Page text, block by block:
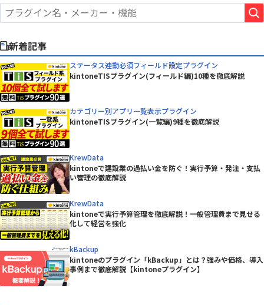
新着記事
ステータス連動必須フィールド設定プラグイン
kintoneTISプラグイン(フィールド編)10種を徹底解説
カテゴリー別アプリ一覧表示プラグイン
kintoneTISプラグイン(一覧編)9種を徹底解説
KrewData
kintoneで建設業の過払い金を防ぐ！実行予算・発注・支払
い管理の徹底解説
KrewData
kintoneで実行予算管理を徹底解説！一般管理費まで見せる
化して経営を強化
kBackup
kintoneのプラグイン「kBackup」とは？強みや価格、導入
事例まで徹底解説【kintoneプラグイン】